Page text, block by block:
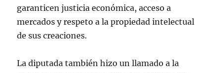
garanticen justicia económica, acceso a
mercados y respeto a la propiedad intelectual
de sus creaciones.
La diputada también hizo un llamado a la